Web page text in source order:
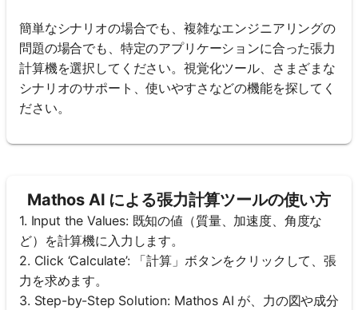
簡単なシナリオの場合でも、複雑なエンジニアリングの
問題の場合でも、特定のアプリケーションに合った張力
計算機を選択してください。視覚化ツール、さまざまな
シナリオのサポート、使いやすさなどの機能を探してく
ださい。
Mathos AI による張力計算ツールの使い方
1. Input the Values: 既知の値（質量、加速度、角度な
ど）を計算機に入力します。
2. Click ‘Calculate’: 「計算」ボタンをクリックして、張
力を求めます。
3. Step-by-Step Solution: Mathos AI が、力の図や成分